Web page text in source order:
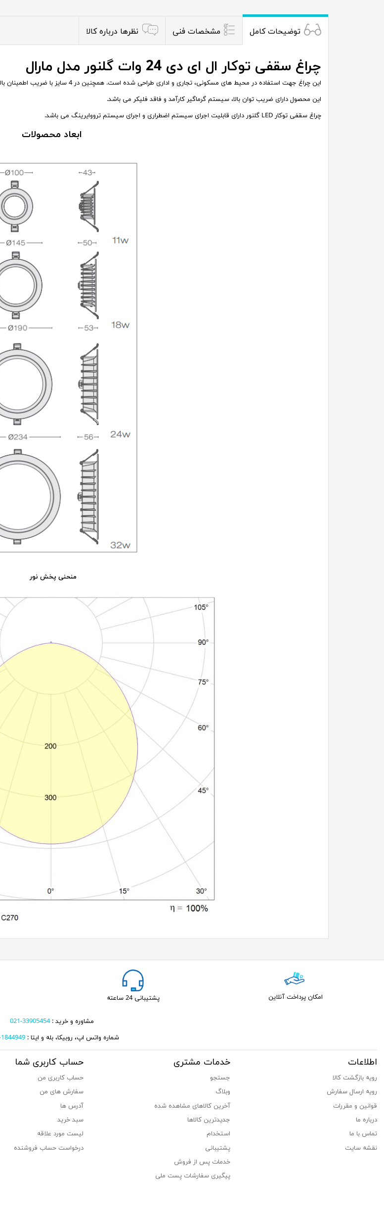
توضیحات کامل مشخصات فنی نظرها درباره کالا
چراغ سقفی توکار ال ای دی 24 وات گلنور مدل مارال
این چراغ جهت استفاده در محیط های مسکونی، تجاری و اداری طراحی شده است. همچنین در 4 سایز با ضریب اطمینان بالا برای نصب به صورت توکار در سقف های کاذب عرضه می شود.
این محصول دارای ضریب توان بالا، سیستم گرماگیر کارآمد و فاقد فلیکر می باشد.
چراغ سقفی توکار LED گلنور دارای قابلیت
اجرای سیستم اضطراری و اجرای سیستم ترووایرینگ می باشد.
ابعاد محصولات
منحنی پخش نور
امکان پرداخت آنلاین پشتیبانی 24 ساعته
مشاوره و خرید :33905454-021
شماره واتس اپ، روبیکا، بله و ایتا : 1844949-0902
اطلاعات
رویه بازگشت کالا
رویه ارسال سفارش
قوانین و مقررات
درباره ما
تماس با ما
نقشه سایت
خدمات مشتری
جستجو
وبلاگ
آخرین کالاهای مشاهده شده
جدیدترین کالاها
استخدام
پشتیبانی
خدمات پس از فروش
پیگیری سفارشات پست ملی
حساب کاربری شما
حساب کاربری من
سفارش های من‎
آدرس ها
سبد خرید
لیست مورد علاقه
درخواست حساب فروشنده